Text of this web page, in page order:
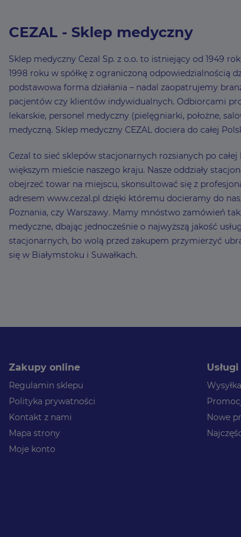
CEZAL - Sklep medyczny
Sklep medyczny Cezal Sp. z o.o. to istniejący od 1949
1998 roku w spółkę z ograniczoną odpowiedzialnością
podstawowa forma działania – nadal zaopatrujemy
pacjentów czy klientów indywidualnych. Odbiorcami
lekarskie, personel medyczny (pielęgniarki, położne,
medyczną. Sklep medyczny CEZAL dociera do całej
Cezal to sieć sklepów stacjonarnych rozsianych po
większym mieście naszego kraju. Nasze oddziały
obejrzeć towar na miejscu, skonsultować się z
adresem www.cezal.pl dzięki któremu docieramy do
Poznania, czy Warszawy. Mamy mnóstwo zamówień
medyczne, dbając jednocześnie o najwyższą jakość
stacjonarnych, bo wolą przed zakupem przymierzyć
się w Białymstoku i Suwałkach.
Zakupy online
Regulamin sklepu
Polityka prywatności
Kontakt z nami
Mapa strony
Moje konto
Usługi
Wysyłka
Nowe